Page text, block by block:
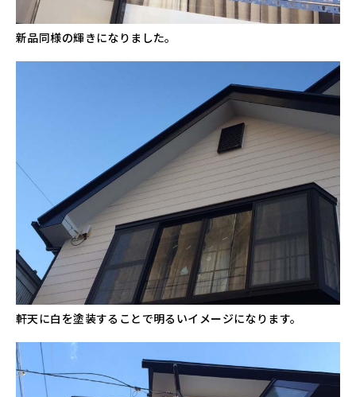
新品同様の輝きになりました。
軒天に白を塗装することで明るいイメージになります。